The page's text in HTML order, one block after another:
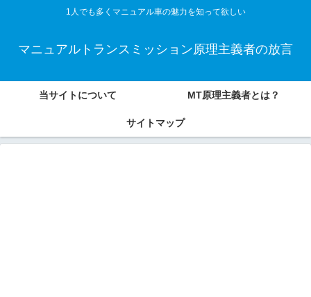
1人でも多くマニュアル車の魅力を知って欲しい
マニュアルトランスミッション原理主義者の放言
当サイトについて MT原理主義者とは？
サイトマップ